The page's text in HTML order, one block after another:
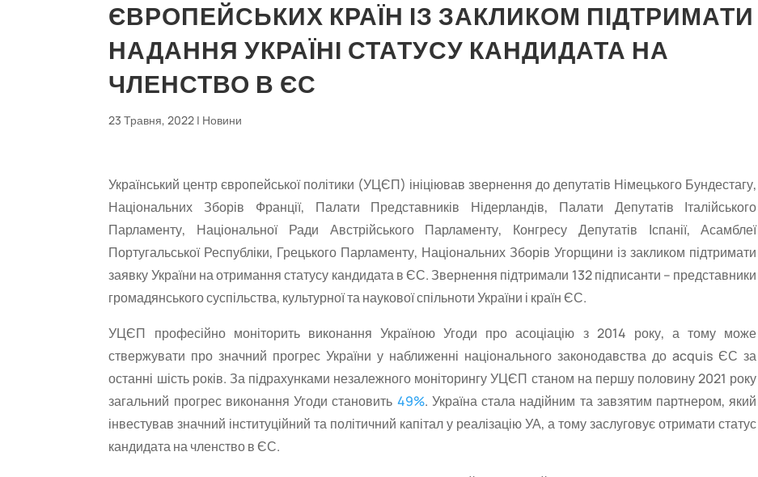
ЄВРОПЕЙСЬКИХ КРАЇН ІЗ ЗАКЛИКОМ ПІДТРИМАТИ
НАДАННЯ УКРАЇНІ СТАТУСУ КАНДИДАТА НА
ЧЛЕНСТВО В ЄС
23 Травня, 2022 | Новини
Український центр європейської політики (УЦЄП) ініціював звернення до депутатів Німецького Бундестагу,
Національних Зборів Франції, Палати Представників Нідерландів, Палати Депутатів Італійського
Парламенту, Національної Ради Австрійського Парламенту, Конгресу Депутатів Іспанії, Асамблеї
Португальської Республіки, Грецького Парламенту, Національних Зборів Угорщини із закликом підтримати
заявку України на отримання статусу кандидата в ЄС. Звернення підтримали 132 підписанти – представники
громадянського суспільства, культурної та наукової спільноти України і країн ЄС.
УЦЄП професійно моніторить виконання Україною Угоди про асоціацію з 2014 року, а тому може
ствержувати про значний прогрес України у наближенні національного законодавства до acquis ЄС за
останні шість років. За підрахунками незалежного моніторингу УЦЄП станом на першу половину 2021 року
загальний прогрес виконання Угоди становить 49%. Україна стала надійним та завзятим партнером, який
інвестував значний інституційний та політичний капітал у реалізацію УА, а тому заслуговує отримати статус
кандидата на членство в ЄС.